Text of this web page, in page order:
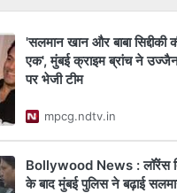
'सलमान खान और बाबा सिद्दीकी
एक', मुंबई क्राइम ब्रांच ने
पर भेजी टीम
mpcg.ndtv.in
Bollywood News : लॉरेंस
के बाद मुंबई पुलिस ने बढ़ाई